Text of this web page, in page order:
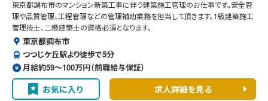
東京都調布市のマンション新築工事に伴う建築施工管理のお仕事です。安全管
理や品質管理、工程管理などの管理補助業務を担当して頂きます。1級建築施工
管理技士、二級建築士の資格必須となります。
東京都調布市
つつじケ丘駅より徒歩で5分
月給約59〜100万円（前職給与保証）
お気に入り 求人詳細を見る